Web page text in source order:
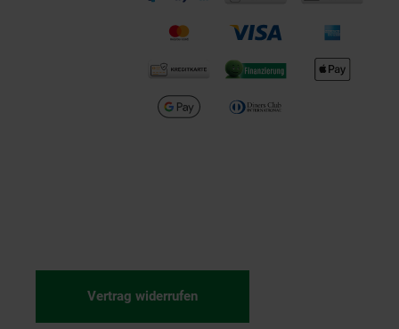
Vertrag widerrufen